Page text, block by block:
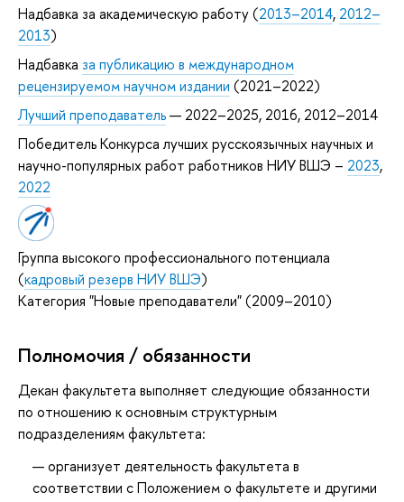
Надбавка за академическую работу (2013–2014, 2012–
2013)
Надбавка за публикацию в международном
рецензируемом научном издании (2021–2022)
Лучший преподаватель— 2022–2025, 2016, 2012–2014
Победитель Конкурса лучших русскоязычных научных и
научно-популярных работ работников НИУ ВШЭ – 2023,
2022
Группа высокого профессионального потенциала
(кадровый резерв НИУ ВШЭ)
Категория "Новые преподаватели" (2009–2010)
Полномочия / обязанности
Декан факультета выполняет следующие обязанности
по отношению к основным структурным
подразделениям факультета:
организует деятельность факультета в
соответствии с Положением о факультете и другими